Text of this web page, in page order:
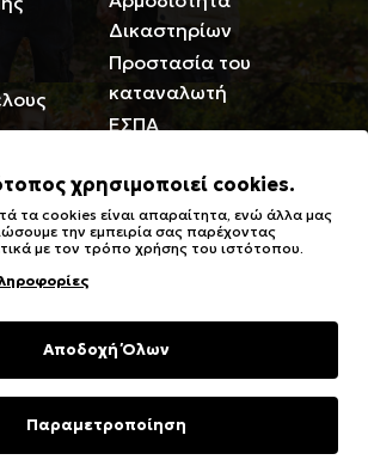
Δικαστηρίων
Προστασία του
καταναλωτή
ΕΣΠΑ
ΑμΕΑ
Σύμβολα πλύσης,
σιδερώματος
υφασμάτων
Επικοινωνία
© 2023 Energiers.gr
χρησιμοποιεί cookies.
τα cookies είναι απαραίτητα, ενώ άλλα μας
την εμπειρία σας παρέχοντας
με τον τρόπο χρήσης του ιστότοπου.
Αποδοχή Όλων
Παραμετροποίηση